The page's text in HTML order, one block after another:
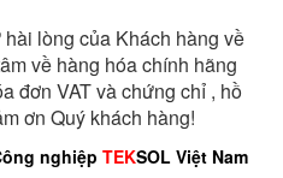
lòng của Khách hàng về
về hàng hóa chính hãng
đơn VAT và chứng chỉ , hồ
ơn Quý khách hàng!
nghiệp TEKSOL Việt Nam